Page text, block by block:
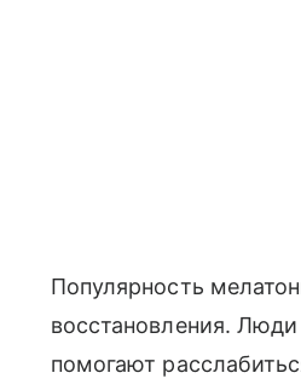
Популярность
восстановления.
помогают